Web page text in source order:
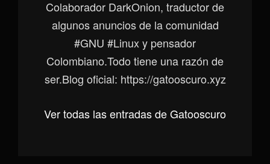
Colaborador DarkOnion, traductor de
algunos anuncios de la comunidad
#GNU #Linux y pensador
Colombiano.Todo tiene una razón de
ser.Blog oficial: https://gatooscuro.xyz
Ver todas las entradas de Gatooscuro